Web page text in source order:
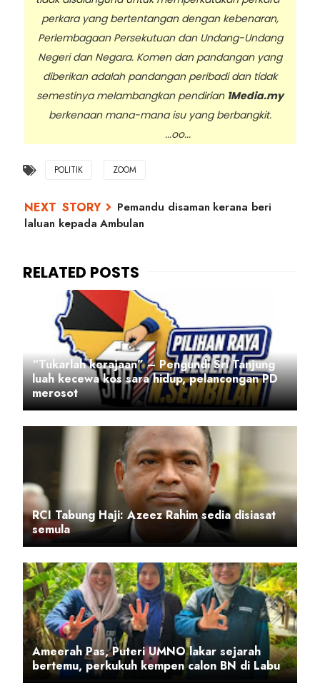
perkara yang bertentangan dengan kebenaran,
Perlembagaan Persekutuan dan Undang-Undang
Negeri dan Negara. Komen dan pandangan yang
diberikan adalah pandangan peribadi dan tidak
semestinya melambangkan pendirian 1Media.my
berkenaan mana-mana isu yang berbangkit.
...oo...
POLITIK ZOOM
Pemandu disaman kerana beri
laluan kepada Ambulan
“Tukarlah kerajaan” – Pengundi Sri Tanjung
luah kecewa kos sara hidup, pelancongan PD
merosot
RCI Tabung Haji: Azeez Rahim sedia disiasat
semula
Ameerah Pas, Puteri UMNO lakar sejarah
bertemu, perkukuh kempen calon BN di Labu